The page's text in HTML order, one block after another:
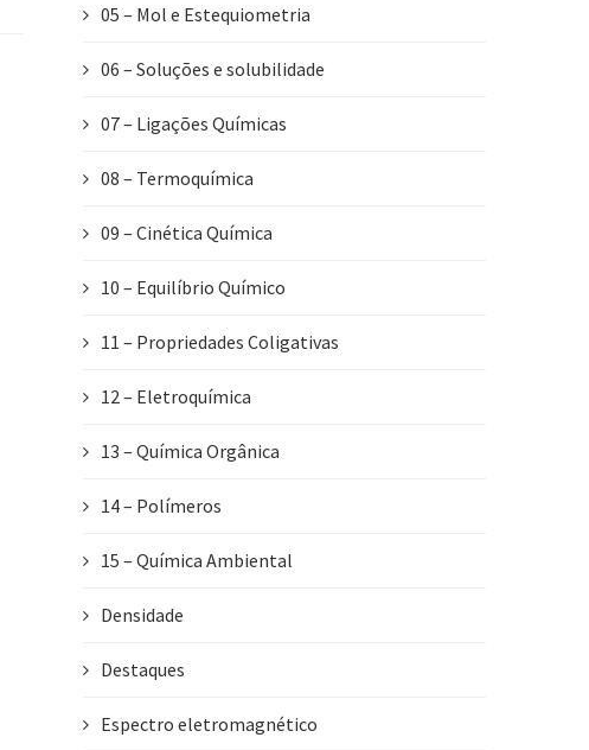
05 – Mol e Estequiometria
06 – Soluções e solubilidade
07 – Ligações Químicas
08 – Termoquímica
09 – Cinética Química
10 – Equilíbrio Químico
11 – Propriedades Coligativas
12 – Eletroquímica
13 – Química Orgânica
14 – Polímeros
15 – Química Ambiental
Densidade
Destaques
Espectro eletromagnético